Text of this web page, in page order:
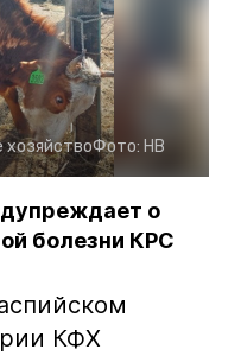
хозяйствоФото: НВ
о
болезни КРС
КФХ